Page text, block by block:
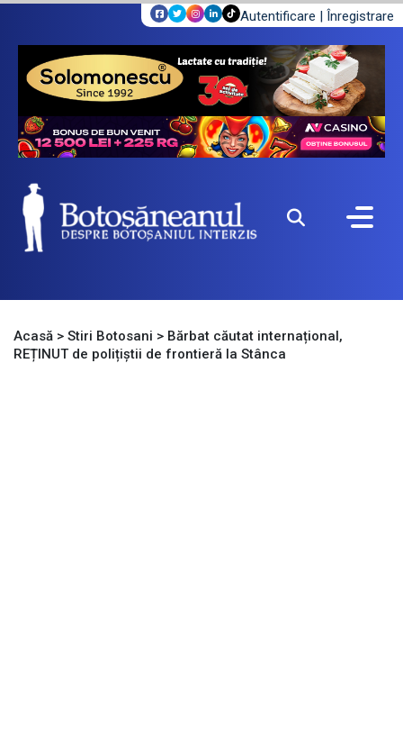
Autentificare | Înregistrare
Acasă > Stiri Botosani > Bărbat căutat internațional,
REȚINUT de polițiștii de frontieră la Stânca